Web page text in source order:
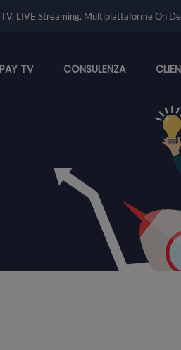
LIVE Streaming, Multipiattaforme On
PAY TV CONSULENZA